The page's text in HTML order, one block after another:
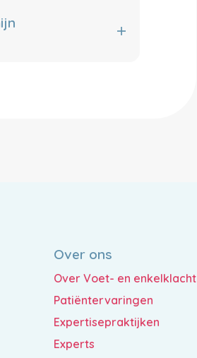
Over ons
Over Voet- en enkelklacht
Patiëntervaringen
Expertisepraktijken
Experts